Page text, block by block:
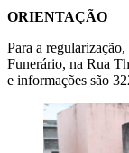
ORIENTAÇÃO
Para a
Funerário, na Rua
e informações são